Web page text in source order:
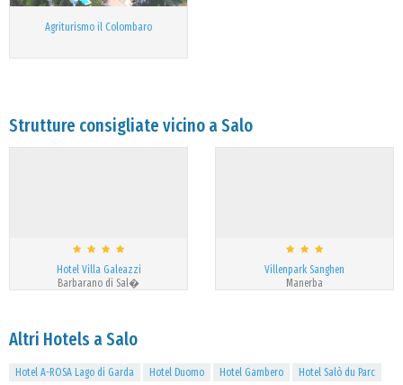
Agriturismo il Colombaro
Strutture consigliate vicino a Salo
Hotel Villa Galeazzi
Barbarano di Sal�
Villenpark Sanghen
Manerba
Altri Hotels a Salo
Hotel A-ROSA Lago di Garda Hotel Duomo Hotel Gambero
Hotel Salò du Parc